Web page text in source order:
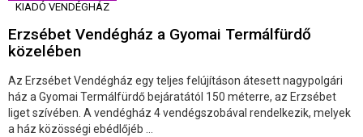
KIADÓ VENDÉGHÁZ
Erzsébet Vendégház a Gyomai Termálfürdő
közelében
Az Erzsébet Vendégház egy teljes felújításon átesett nagypolgári
ház a Gyomai Termálfürdő bejáratától 150 méterre, az Erzsébet
liget szívében. A vendégház 4 vendégszobával rendelkezik, melyek
a ház közösségi ebédlőjéb ...